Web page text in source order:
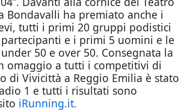
Bondavalli ha premiato anche i
tutti i primi 20 gruppi podistici
e i primi 5 uomini e le
50 e over 50. Consegnata la
omaggio a tutti i competitivi di
di Vivicittà a Reggio Emilia è stato
1 e tutti i risultati sono
iRunning.it.